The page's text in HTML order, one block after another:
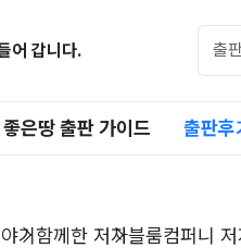
어 갑니다.
좋은땅 출판 가이드 출판후
기 함께한 저자블룸컴퍼니